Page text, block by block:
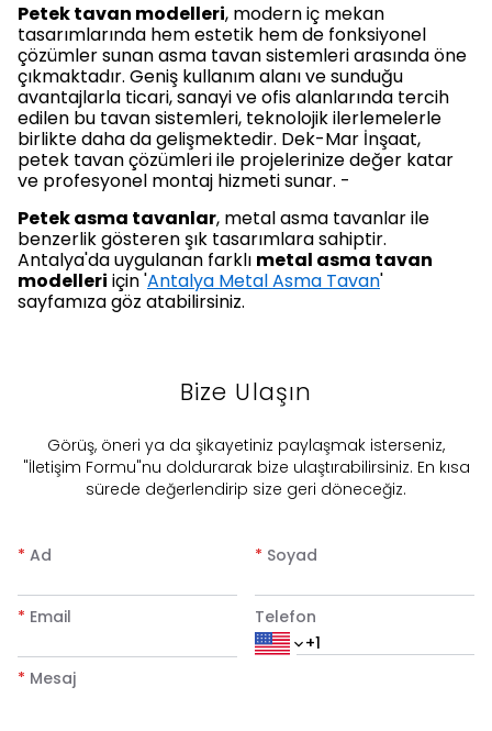
Petek tavan modelleri, modern iç mekan
tasarımlarında hem estetik hem de fonksiyonel
çözümler sunan asma tavan sistemleri arasında öne
çıkmaktadır. Geniş kullanım alanı ve sunduğu
avantajlarla ticari, sanayi ve ofis alanlarında tercih
edilen bu tavan sistemleri, teknolojik ilerlemelerle
birlikte daha da gelişmektedir. Dek-Mar İnşaat,
petek tavan çözümleri ile projelerinize değer katar
ve profesyonel montaj hizmeti sunar. -
Petek asma tavanlar, metal asma tavanlar ile
benzerlik gösteren şık tasarımlara sahiptir.
Antalya'da uygulanan farklı metal asma tavan
modelleri için 'Antalya Metal Asma Tavan'
sayfamıza göz atabilirsiniz.
Bize Ulaşın
​Görüş, öneri ya da şikayetiniz paylaşmak isterseniz,
"İletişim Formu"nu doldurarak bize ulaştırabilirsiniz. En kısa
sürede değerlendirip size geri döneceğiz.
* Ad * Soyad
* Email Telefon
* Mesaj